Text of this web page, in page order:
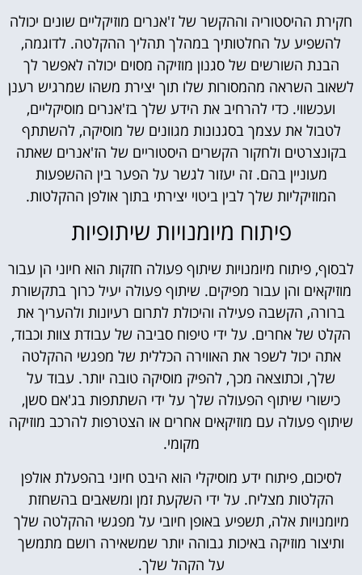
חקירת ההיסטוריה וההקשר של ז'אנרים מוזיקליים שונים יכולה
להשפיע על החלטותיך במהלך תהליך ההקלטה. לדוגמה,
הבנת השורשים של סגנון מוזיקה מסוים יכולה לאפשר לך
לשאוב השראה מהמסורות שלו תוך יצירת משהו שמרגיש רענן
ועכשווי. כדי להרחיב את הידע שלך בז'אנרים מוסיקליים,
לטבול את עצמך בסגנונות מגוונים של מוסיקה, להשתתף
בקונצרטים ולחקור הקשרים היסטוריים של הז'אנרים שאתה
מעוניין בהם. זה יעזור לגשר על הפער בין ההשפעות
המוזיקליות שלך לבין ביטוי יצירתי בתוך אולפן ההקלטות.
פיתוח מיומנויות שיתופיות
לבסוף, פיתוח מיומנויות שיתוף פעולה חזקות הוא חיוני הן עבור
מוזיקאים והן עבור מפיקים. שיתוף פעולה יעיל כרוך בתקשורת
ברורה, הקשבה פעילה והיכולת לתרום רעיונות ולהעריך את
הקלט של אחרים. על ידי טיפוח סביבה של עבודת צוות וכבוד,
אתה יכול לשפר את האווירה הכללית של מפגשי ההקלטה
שלך, וכתוצאה מכך, להפיק מוסיקה טובה יותר. עבוד על
כישורי שיתוף הפעולה שלך על ידי השתתפות בג'אם סשן,
שיתוף פעולה עם מוזיקאים אחרים או הצטרפות להרכב מוזיקה
מקומי.
לסיכום, פיתוח ידע מוסיקלי הוא היבט חיוני בהפעלת אולפן
הקלטות מצליח. על ידי השקעת זמן ומשאבים בהשחזת
מיומנויות אלה, תשפיע באופן חיובי על מפגשי ההקלטה שלך
ותיצור מוזיקה באיכות גבוהה יותר שמשאירה רושם מתמשך
על הקהל שלך.